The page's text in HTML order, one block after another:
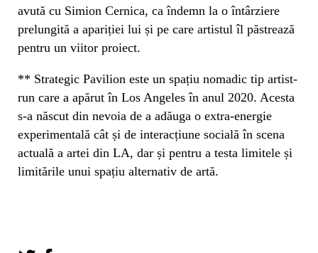
avută cu Simion Cernica, ca îndemn la o întârziere
prelungită a apariției lui și pe care artistul îl păstrează
pentru un viitor proiect.
** Strategic Pavilion este un spațiu nomadic tip artist-
run care a apărut în Los Angeles în anul 2020. Acesta
s-a născut din nevoia de a adăuga o extra-energie
experimentală cât și de interacțiune socială în scena
actuală a artei din LA, dar și pentru a testa limitele și
limitările unui spațiu alternativ de artă.